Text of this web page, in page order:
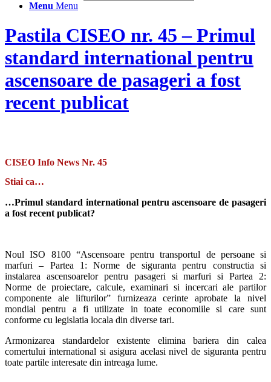
Menu Menu
Pastila CISEO nr. 45 – Primul
standard international pentru
ascensoare de pasageri a fost
recent publicat
CISEO Info News Nr. 45
Stiai ca…
…Primul standard international pentru ascensoare de pasageri
a fost recent publicat?
Noul ISO 8100 “Ascensoare pentru transportul de persoane si
marfuri – Partea 1: Norme de siguranta pentru constructia si
instalarea ascensoarelor pentru pasageri si marfuri si Partea 2:
Norme de proiectare, calcule, examinari si incercari ale partilor
componente ale lifturilor” furnizeaza cerinte aprobate la nivel
mondial pentru a fi utilizate in toate economiile si care sunt
conforme cu legislatia locala din diverse tari.
Armonizarea standardelor existente elimina bariera din calea
comertului international si asigura acelasi nivel de siguranta pentru
toate partile interesate din intreaga lume.